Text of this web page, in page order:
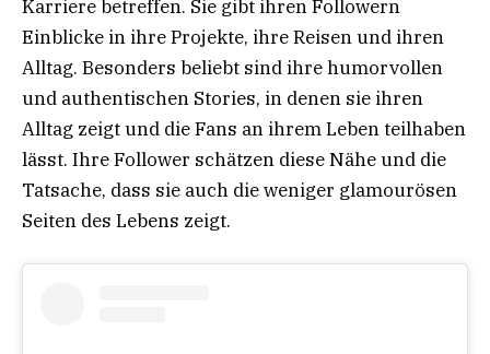
Karriere betreffen. Sie gibt ihren Followern
Einblicke in ihre Projekte, ihre Reisen und ihren
Alltag. Besonders beliebt sind ihre humorvollen
und authentischen Stories, in denen sie ihren
Alltag zeigt und die Fans an ihrem Leben teilhaben
lässt. Ihre Follower schätzen diese Nähe und die
Tatsache, dass sie auch die weniger glamourösen
Seiten des Lebens zeigt.